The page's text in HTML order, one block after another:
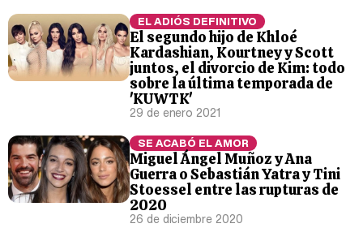
EL ADIÓS DEFINITIVO
El segundo hijo de Khloé
Kardashian, Kourtney y Scott
juntos, el divorcio de Kim: todo
sobre la última temporada de
'KUWTK'
29 de enero 2021
SE ACABÓ EL AMOR
Miguel Ángel Muñoz y Ana
Guerra o Sebastián Yatra y Tini
Stoessel entre las rupturas de
2020
26 de diciembre 2020